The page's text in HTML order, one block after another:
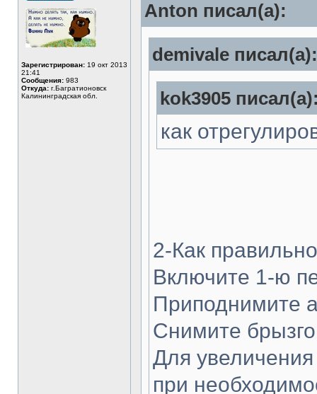
Зарегистрирован: 19 окт 2013
21:41
Сообщения: 983
Откуда: г.Багратионовск
Калининградская обл.
Anton писал(а):
demivale писал(а):
kok3905
как
2-Как
Включите 1-ю
Приподнимите
Снимите
Для увеличения
при